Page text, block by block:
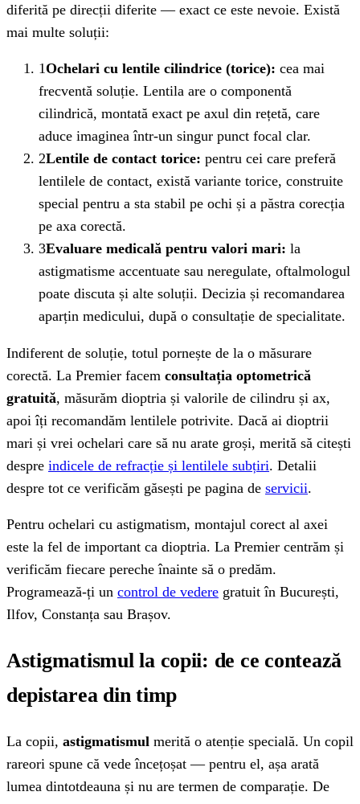
diferită pe direcții diferite — exact ce este nevoie. Există
mai multe soluții:
1Ochelari cu lentile cilindrice (torice): cea mai
frecventă soluție. Lentila are o componentă
cilindrică, montată exact pe axul din rețetă, care
aduce imaginea într-un singur punct focal clar.
2Lentile de contact torice: pentru cei care preferă
lentilele de contact, există variante torice, construite
special pentru a sta stabil pe ochi și a păstra corecția
pe axa corectă.
3Evaluare medicală pentru valori mari: la
astigmatisme accentuate sau neregulate, oftalmologul
poate discuta și alte soluții. Decizia și recomandarea
aparțin medicului, după o consultație de specialitate.
Indiferent de soluție, totul pornește de la o măsurare
corectă. La Premier facem consultația optometrică
gratuită, măsurăm dioptria și valorile de cilindru și ax,
apoi îți recomandăm lentilele potrivite. Dacă ai dioptrii
mari și vrei ochelari care să nu arate groși, merită să citești
despre indicele de refracție și lentilele subțiri. Detalii
despre tot ce verificăm găsești pe pagina de servicii.
Pentru ochelari cu astigmatism, montajul corect al axei
este la fel de important ca dioptria. La Premier centrăm și
verificăm fiecare pereche înainte să o predăm.
Programează-ți un control de vedere gratuit în București,
Ilfov, Constanța sau Brașov.
Astigmatismul la copii: de ce contează
depistarea din timp
La copii, astigmatismul merită o atenție specială. Un copil
rareori spune că vede încețoșat — pentru el, așa arată
lumea dintotdeauna și nu are termen de comparație. De